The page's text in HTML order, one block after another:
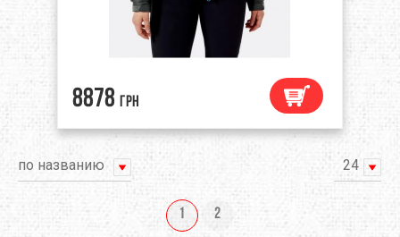
8878 грн
по названию 24
1 2